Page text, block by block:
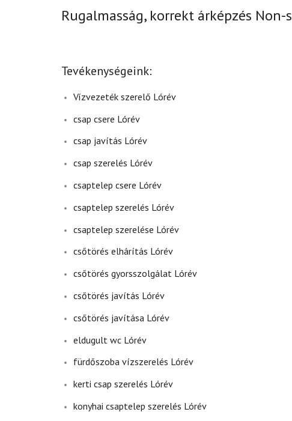
Rugalmasság, korrekt árképzés Non-
Tevékenységeink:
Vízvezeték szerelő Lórév
csap csere Lórév
csap javítás Lórév
csap szerelés Lórév
csaptelep csere Lórév
csaptelep szerelés Lórév
csaptelep szerelése Lórév
csőtörés elhárítás Lórév
csőtörés gyorsszolgálat Lórév
csőtörés javítás Lórév
csőtörés javítása Lórév
eldugult wc Lórév
fürdőszoba vízszerelés Lórév
kerti csap szerelés Lórév
konyhai csaptelep szerelés Lórév